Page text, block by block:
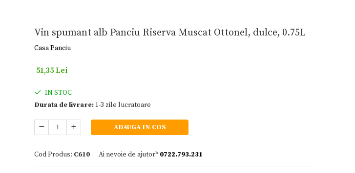
Vin spumant alb Panciu Riserva Muscat Ottonel, dulce, 0.75L
Casa Panciu
51,35 Lei
IN STOC
Durata de livrare:1-3 zile lucratoare
ADAUGA IN COS
Cod Produs: C610 Ai nevoie de ajutor? 0722.793.231